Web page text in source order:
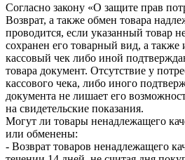
Согласно закону «О защите прав
Возврат, а также обмен товара
проводится, если указанный товар
сохранен его товарный вид, а также
кассовый чек либо иной
товара документ. Отсутствие у
кассового чека, либо иного
документа не лишает его
на свидетельские показания.
Могут ли товары ненадлежащего
или обменены:
- Возврат товаров ненадлежащего